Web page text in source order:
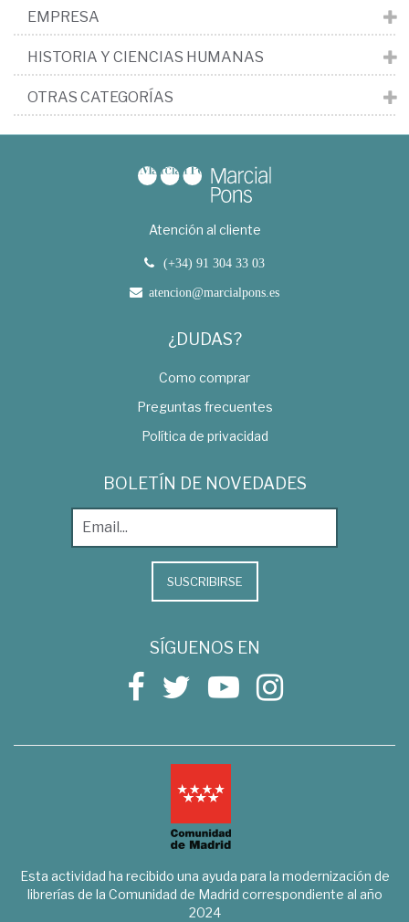
EMPRESA
HISTORIA Y CIENCIAS HUMANAS
OTRAS CATEGORÍAS
Atención al cliente
(+34) 91 304 33 03
atencion@marcialpons.es
¿DUDAS?
Como comprar
Preguntas frecuentes
Política de privacidad
BOLETÍN DE NOVEDADES
SUSCRIBIRSE
SÍGUENOS EN
Esta actividad ha recibido una ayuda para la modernización de
librerías de la Comunidad de Madrid correspondiente al año
2024